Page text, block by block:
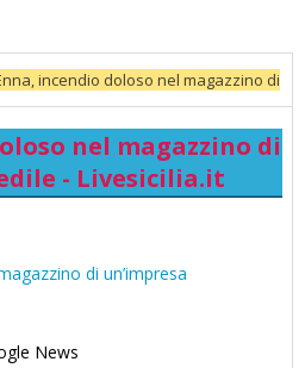
incendio doloso nel magazzino di
nel magazzino di
- Livesicilia.it
di un’impresa
News